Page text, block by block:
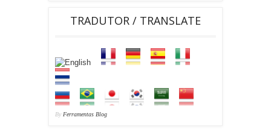
TRADUTOR / TRANSLATE
By Ferramentas Blog